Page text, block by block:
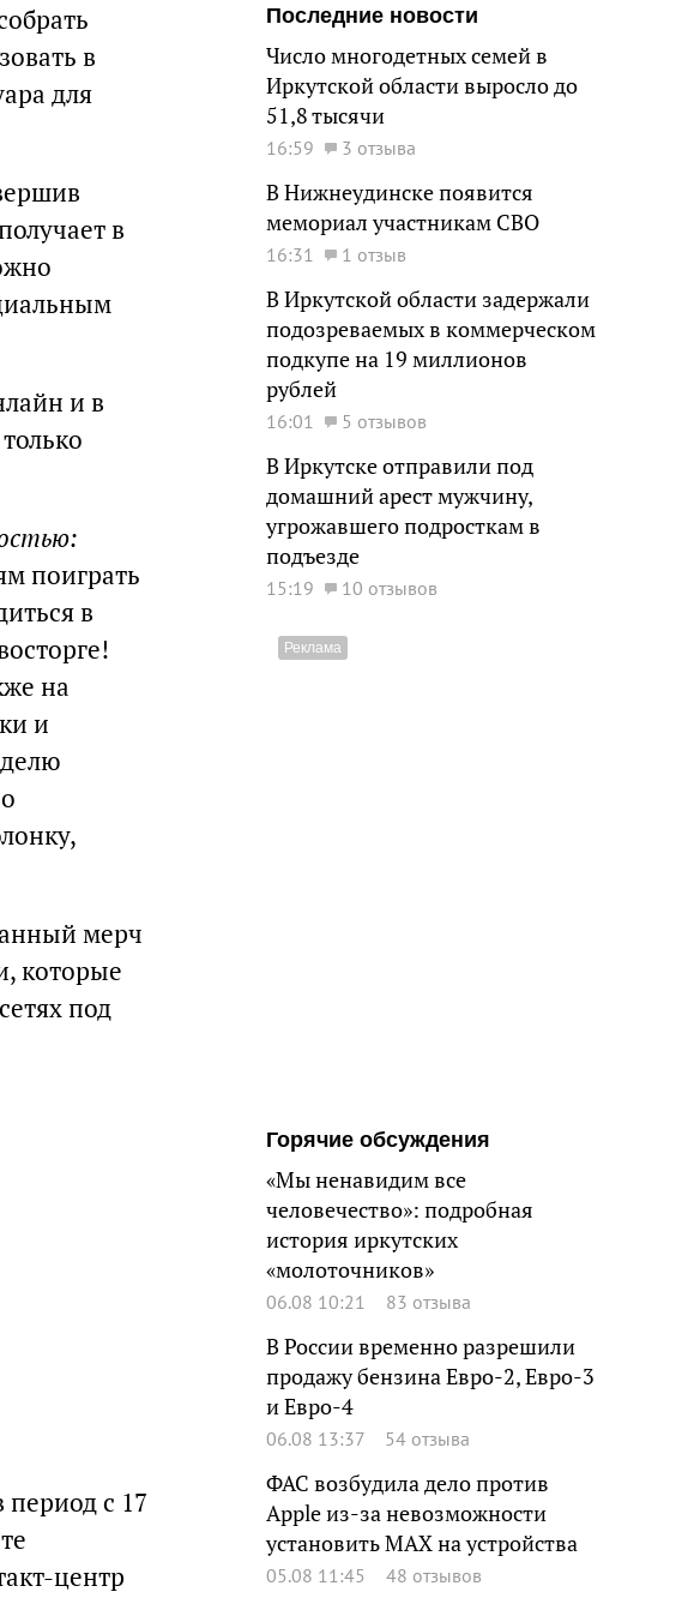
в
для
в
и в
поиграть
в
на
и
мерч
которые
под
с 17
центр
Последние новости
Число многодетных семей в
Иркутской области выросло до
51,8 тысячи
16:59 3 отзыва
В Нижнеудинске появится
мемориал участникам СВО
16:31 1 отзыв
В Иркутской области задержали
подозреваемых в коммерческом
подкупе на 19 миллионов
рублей
16:01 5 отзывов
В Иркутске отправили под
домашний арест мужчину,
угрожавшего подросткам в
подъезде
15:19 10 отзывов
Горячие обсуждения
«Мы ненавидим все
человечество»: подробная
история иркутских
«молоточников»
06.08 10:21 83 отзыва
В России временно разрешили
продажу бензина Евро-2, Евро-3
и Евро-4
06.08 13:37 54 отзыва
ФАС возбудила дело против
Apple из-за невозможности
установить MAX на устройства
05.08 11:45 48 отзывов